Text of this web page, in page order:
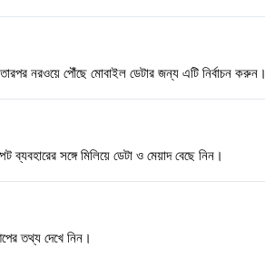
নরওয়ে পৌঁছে মোবাইল ডেটার জন্য এটি নির্বাচন করুন।
সঙ্গে মিলিয়ে ডেটা ও মেয়াদ বেছে নিন।
তথ্য দেখে নিন।